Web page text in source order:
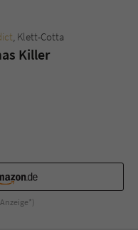
, Klett-Cotta
Killer